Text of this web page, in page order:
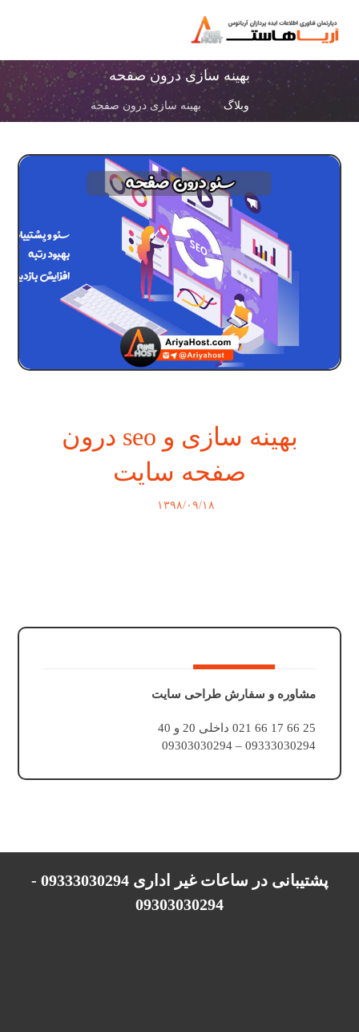
بهینه سازی درون صفحه
وبلاگ بهینه سازی درون صفحه
بهینه سازی و seo درون
صفحه سایت
۱۳۹۸/۰۹/۱۸
مشاوره و سفارش طراحی سایت
25 66 17 66 021 داخلی 20 و 40
09333030294 – 09303030294
پشتیبانی در ساعات غیر اداری 09333030294 -
09303030294